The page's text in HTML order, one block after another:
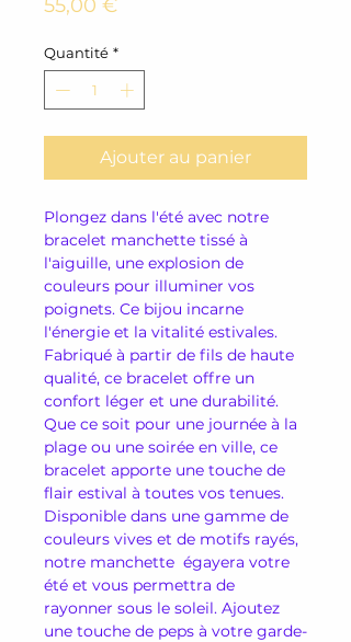
55,00 €
Quantité *
Ajouter au panier
Plongez dans l'été avec notre
bracelet manchette tissé à
l'aiguille, une explosion de
couleurs pour illuminer vos
poignets. Ce bijou incarne
l'énergie et la vitalité estivales.
Fabriqué à partir de fils de haute
qualité, ce bracelet offre un
confort léger et une durabilité.
Que ce soit pour une journée à la
plage ou une soirée en ville, ce
bracelet apporte une touche de
flair estival à toutes vos tenues.
Disponible dans une gamme de
couleurs vives et de motifs rayés,
notre manchette égayera votre
été et vous permettra de
rayonner sous le soleil. Ajoutez
une touche de peps à votre garde-